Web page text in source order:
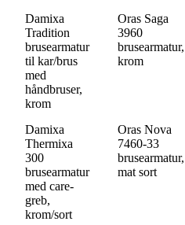
Damixa
Tradition
brusearmatur
til kar/brus
med
håndbruser,
krom
Oras Saga
3960
brusearmatur,
krom
Damixa
Thermixa
300
brusearmatur
med care-
greb,
krom/sort
Oras Nova
7460-33
brusearmatur,
mat sort